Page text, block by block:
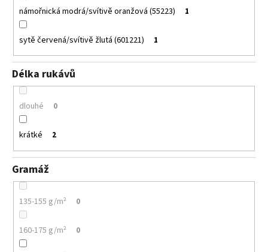
námořnická modrá/svítivě oranžová (55223) 1
sytě červená/svítivě žlutá (601221) 1
Délka rukávů
dlouhé 0
krátké 2
Gramáž
135-155 g/m² 0
160-175 g/m² 0